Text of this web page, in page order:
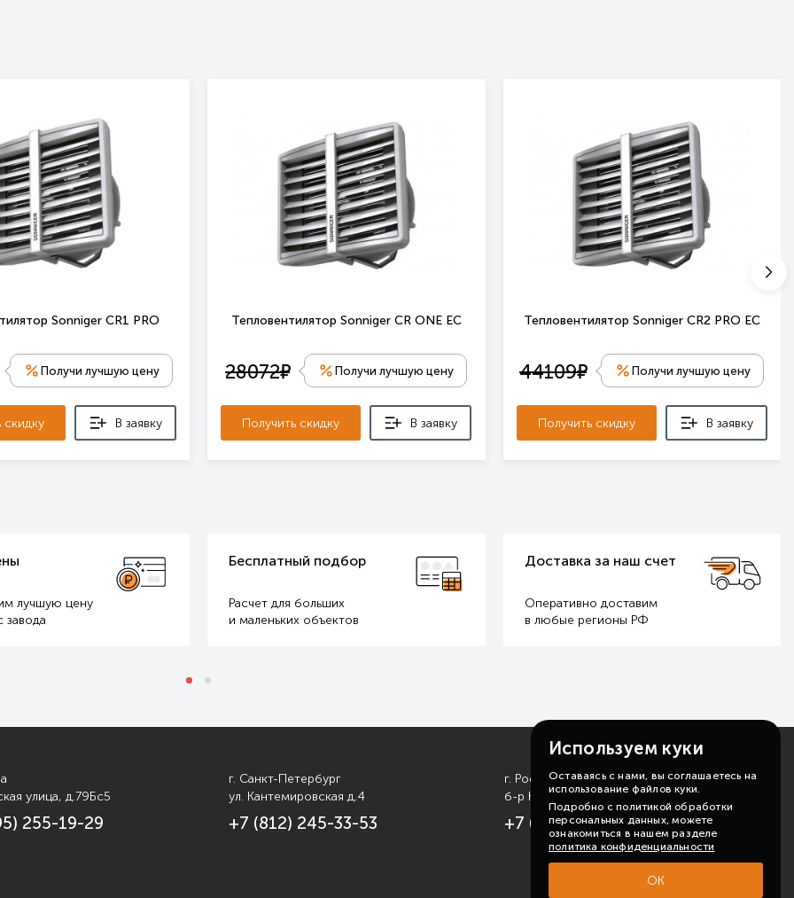
Sonniger CR1 PRO
Получи лучшую цену
скидку В заявку
Тепловентилятор Sonniger CR ONE EC
28072е Получи лучшую цену
Получить скидку В заявку
Тепловентилятор Sonniger CR2 PRO EC
44109е Получи лучшую цену
Получить скидку В заявку
подбор
больших
объектов
Доставка за наш счет
Оперативно доставим
в любые регионы РФ
Официальная гарантия
Ремонт и обслуживание
оборудования SONNIGER
улица, д.79Бс5
255-19-29
г. Санкт-Петербург
ул. Кантемировская д.4
+7 (812) 245-33-53
г. Ростов-на-Дону
б-р Комарова, д. 11
+7 (863) 310-99-19
Используем куки
Оставаясь с нами, вы соглашаетесь на
использование файлов куки.
Подробно с политикой обработки
персональных данных, можете
ознакомиться в нашем разделе
политика конфиденциальности
ОК